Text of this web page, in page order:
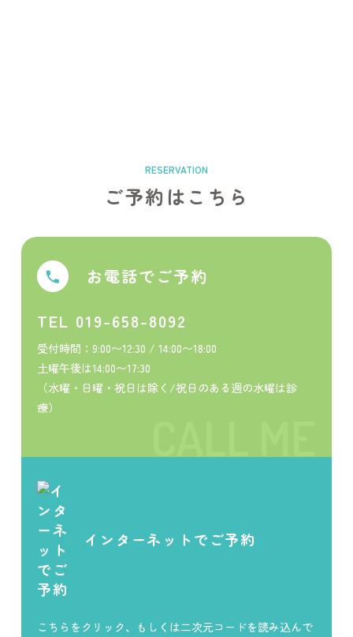
ご予約はこちら
お電話でご予約
TEL 019-658-8092
受付時間：9:00〜12:30 / 14:00〜18:00
土曜午後は14:00〜17:30
（水曜・日曜・祝日は除く/祝日のある週の水曜は診
療）
インターネットでご予約
こちらをクリック、 もしくは二次元コードを読み込んで